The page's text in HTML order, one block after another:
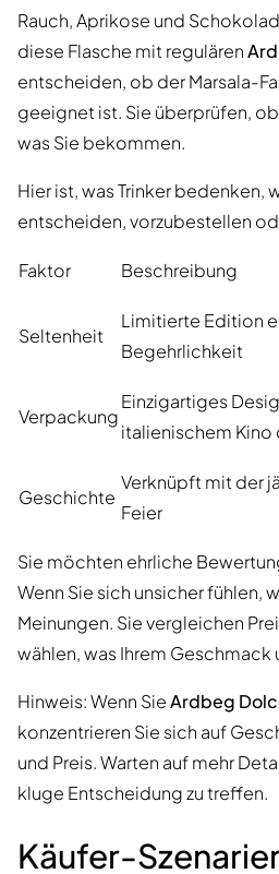
Rauch, Aprikose und
diese Flasche mit regulären
entscheiden, ob der Marsala-
geeignet ist. Sie überprüfen,
was Sie bekommen.
Hier ist, was Trinker bedenken,
entscheiden, vorzubestellen
Faktor Beschreibung
Seltenheit
Limitierte Edition
Begehrlichkeit
Verpackung
Einzigartiges
italienischem Kino
Geschichte
Verknüpft mit der
Feier
Sie möchten ehrliche
Wenn Sie sich unsicher fühlen,
Meinungen. Sie vergleichen
wählen, was Ihrem
Hinweis: Wenn SieArdbeg
konzentrieren Sie sich auf
und Preis. Warten auf mehr
kluge Entscheidung zu treffen.
Käufer-